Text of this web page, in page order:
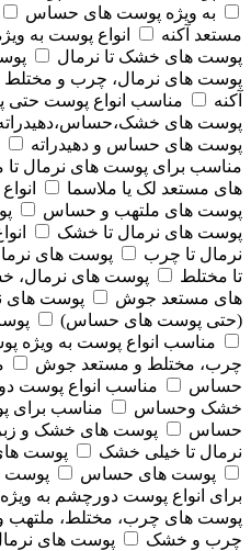
به ویژه پوست های حساس
مستعد آکنه
انواع پوست به
پوست های خشک تا نرمال
پوست های نرمال، چرب و مختلط
آکنه
مناسب انواع پوست
پوست های
پوست های حساس و دهیدراته
مناسب برای پوست های نرمال تا
های مستعد لک یا ملاسما
پوست های ملتهب و حساس
پوست های نرمال تا خشک
نرمال تا چرب
پوست های
تا مختلط
پوست های نرمال،
های مستعد جوش
پوست های
(حتی پوست های حساس)
مناسب انواع پوست به ویژه
چرب، مختلط و مستعد جوش
حساس
مناسب انواع پوست
خشک وحساس
مناسب برای
حساس
پوست های خشک و
نرمال تا خیلی خشک
پوست
پوست های حساس
پوست
برای انواع پوست دورچشم به
پوست های چرب، مختلط،
چرب و خشک
پوست های